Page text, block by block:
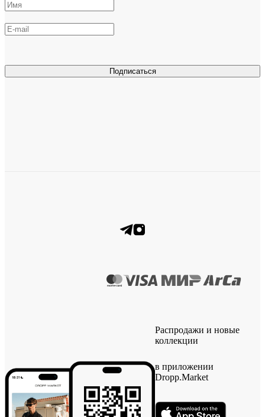
Подписаться
Распродажи и новые
коллекции
в приложении
Dropp.Market